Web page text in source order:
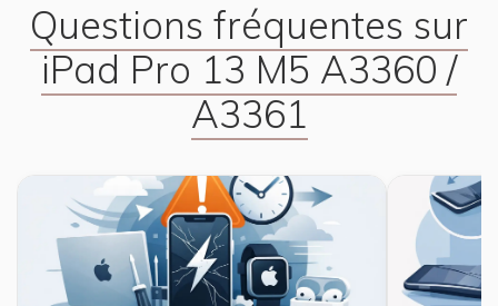
Questions fréquentes sur
iPad Pro 13 M5 A3360 /
A3361